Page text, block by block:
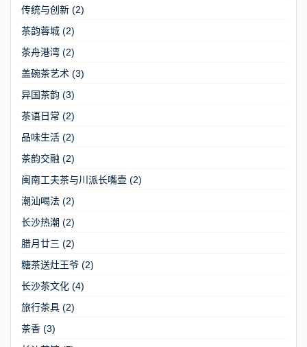
传统与创新 (2)
茶韵蓉城 (2)
茶舟港湾 (2)
盖碗茶艺术 (3)
异国茶韵 (3)
茶语日常 (2)
品味生活 (2)
茶韵交融 (2)
闽南工夫茶与川派长嘴壶 (2)
潮汕喝法 (2)
长沙热潮 (2)
腊月廿三 (2)
糖茶送灶王爷 (2)
长沙茶文化 (4)
旅行茶具 (2)
茶香 (3)